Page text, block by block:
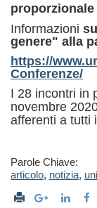
Informazioni
genere" alla
https://
Conferenze/
I 28 incontri in
novembre
afferenti a tutti
Parole Chiave:
articolo, notizia,